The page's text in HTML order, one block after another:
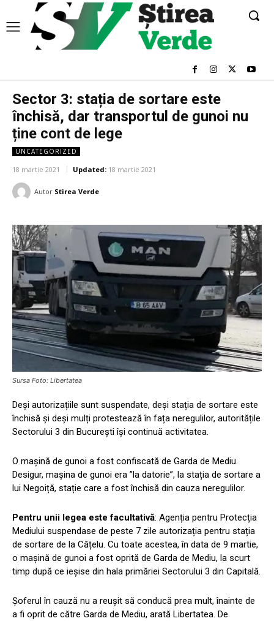
Sector 3: stația de sortare este
închisă, dar transportul de gunoi nu
ține cont de lege
UNCATEGORIZED
18 martie 2021 Updated: 18 martie 2021
Autor Stirea Verde
Sursa Foto: Libertatea
Deși autorizațiile sunt suspendate, deși stația de sortare este
închisă și deși mulți protestează în fața neregulilor, autoritățile
Sectorului 3 din București își continuă activitatea.
O mașină de gunoi a fost confiscată de Garda de Mediu.
Desigur, mașina de gunoi era ”la datorie”, la stația de sortare a
lui Negoiță, stație care a fost închisă din cauza neregulilor.
Pentru unii legea este facultativă: Agenția pentru Protecția
Mediului suspendase de peste 7 zile autorizația pentru stația
de sortare de la Cățelu. Cu toate acestea, în data de 9 martie,
o mașină de gunoi a fost oprită de Garda de Mediu, la scurt
timp după ce ieșise din hala primăriei Sectorului 3 din Capitală.
Șoferul în cauză nu a reușit să conducă prea mult, înainte de
a fi oprit de către Garda de Mediu, arată Libertatea. De